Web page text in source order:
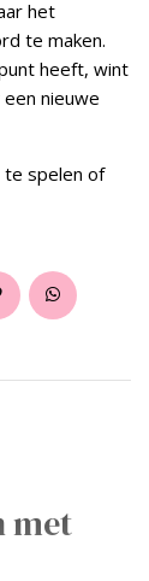
het
te maken.
heeft, wint
nieuwe
te spelen of
met